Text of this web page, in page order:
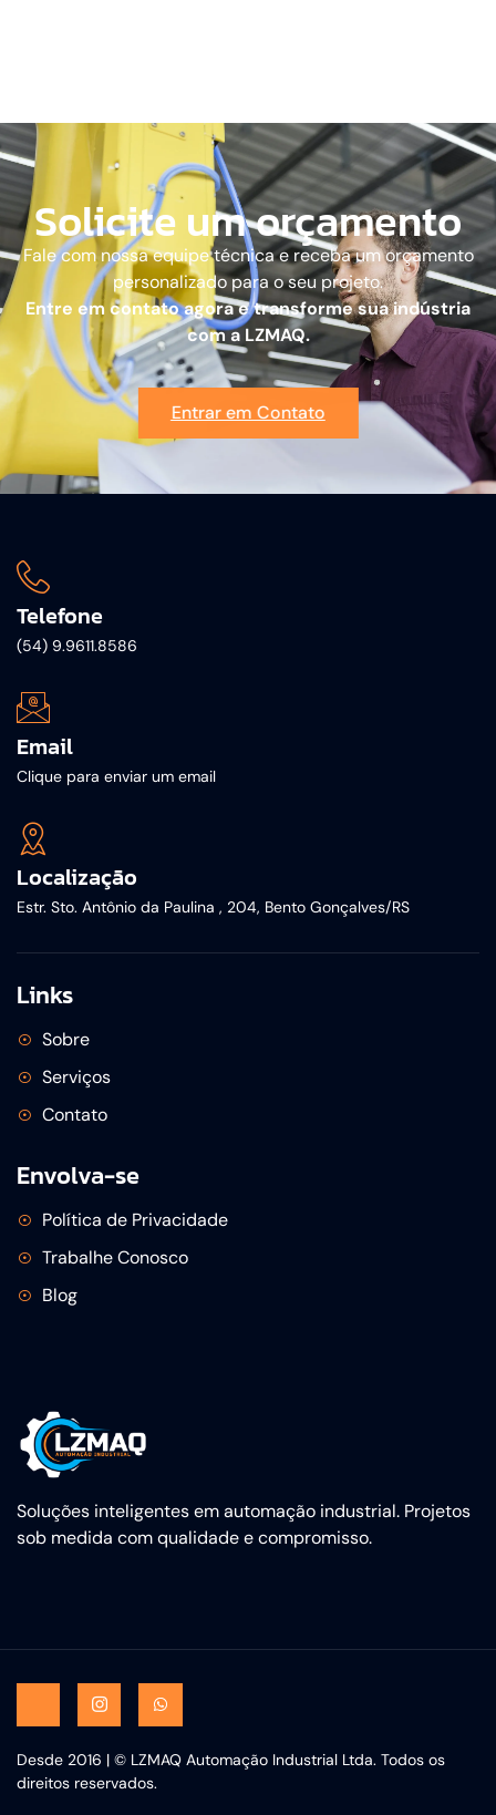
Solicite um orçamento
Fale com nossa equipe técnica e receba um orçamento
personalizado para o seu projeto.
Entre em contato agora e transforme sua indústria
com a LZMAQ.
Entrar em Contato
Soluções inteligentes em automação industrial. Projetos
sob medida com qualidade e compromisso.
Telefone
(54) 9.9611.8586
Email
Clique para enviar um email
Localização
Estr. Sto. Antônio da Paulina , 204, Bento Gonçalves/RS
Links
Sobre
Serviços
Contato
Envolva-se
Política de Privacidade
Trabalhe Conosco
Blog
Desde 2016 | © LZMAQ Automação Industrial Ltda. Todos os
direitos reservados.